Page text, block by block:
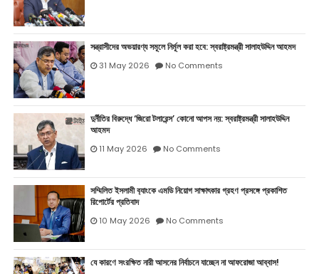
সন্ত্রাসীদের অভয়ারণ্য সমূলে নির্মূল করা হবে: স্বরাষ্ট্রমন্ত্রী সালাহউদ্দিন আহমদ
31 May 2026 No Comments
দুর্নীতির বিরুদ্ধে ‘জিরো টলারেন্স’ কোনো আপস নয়: স্বরাষ্ট্রমন্ত্রী সালাহউদ্দিন
আহমদ
11 May 2026 No Comments
সম্মিলিত ইসলামী ব‍্যাংকে এমডি নিয়োগ সাক্ষাৎকার গ্রহণ প্রসঙ্গে প্রকাশিত
রিপোর্টের প্রতিবাদ
10 May 2026 No Comments
যে কারণে সংরক্ষিত নারী আসনের নির্বাচনে যাচ্ছেন না আফরোজা আব্বাস!